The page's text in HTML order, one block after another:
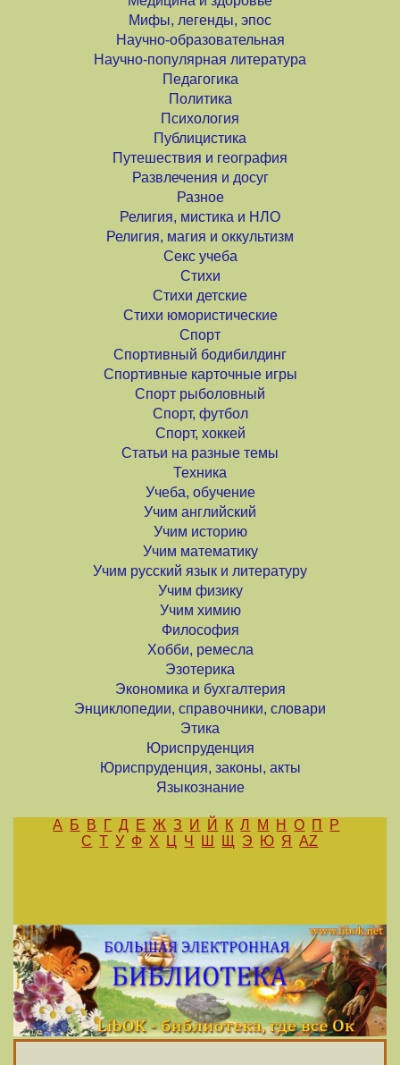
Мифы, легенды, эпос
Научно-образовательная
Научно-популярная литература
Педагогика
Политика
Психология
Публицистика
Путешествия и география
Развлечения и досуг
Разное
Религия, мистика и НЛО
Религия, магия и оккультизм
Секс учеба
Стихи
Стихи детские
Стихи юмористические
Спорт
Спортивный бодибилдинг
Спортивные карточные игры
Спорт рыболовный
Спорт, футбол
Спорт, хоккей
Статьи на разные темы
Техника
Учеба, обучение
Учим английский
Учим историю
Учим математику
Учим русский язык и литературу
Учим физику
Учим химию
Философия
Хобби, ремесла
Эзотерика
Экономика и бухгалтерия
Энциклопедии, справочники, словари
Этика
Юриспруденция
Юриспруденция, законы, акты
Языкознание
А Б В Г Д Е Ж З И Й К Л М Н О П
Р
С Т У Ф Х Ц Ч Ш Щ Э Ю Я AZ